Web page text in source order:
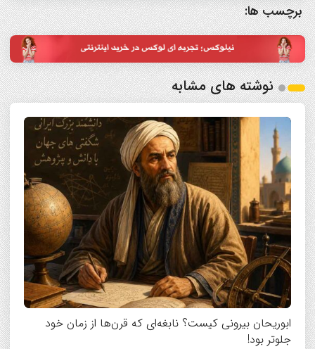
برچسب ها:
نوشته های مشابه
ابوریحان بیرونی کیست؟ نابغه‌ای که قرن‌ها از زمان خود
جلوتر بود!